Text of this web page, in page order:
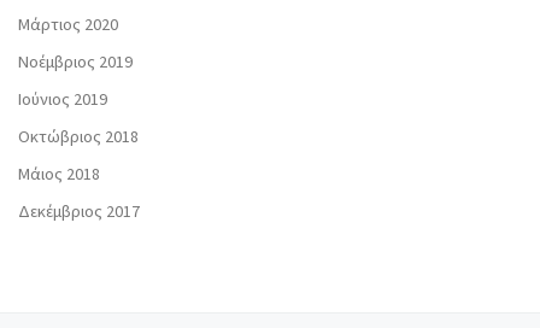
Μάρτιος 2020
Νοέμβριος 2019
Ιούνιος 2019
Οκτώβριος 2018
Μάιος 2018
Δεκέμβριος 2017